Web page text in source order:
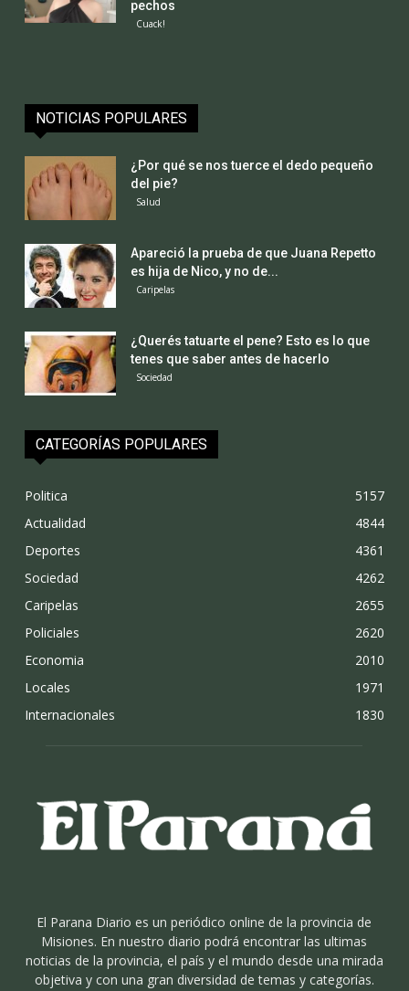
pechos
Cuack!
NOTICIAS POPULARES
¿Por qué se nos tuerce el dedo pequeño
del pie?
Salud
Apareció la prueba de que Juana Repetto
es hija de Nico, y no de...
Caripelas
¿Querés tatuarte el pene? Esto es lo que
tenes que saber antes de hacerlo
Sociedad
CATEGORÍAS POPULARES
Politica
5157
Actualidad
4844
Deportes
4361
Sociedad
4262
Caripelas
2655
Policiales
2620
Economia
2010
Locales
1971
Internacionales
1830
El Parana Diario es un periódico online de la provincia de
Misiones. En nuestro diario podrá encontrar las ultimas
noticias de la provincia, el país y el mundo desde una mirada
objetiva y con una gran diversidad de temas y categorías.